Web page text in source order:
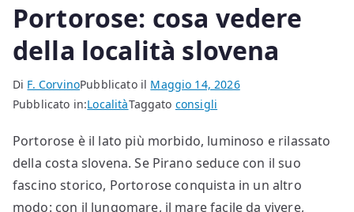
Portorose: cosa vedere
della località slovena
Di F. CorvinoPubblicato il Maggio 14, 2026
Pubblicato in:LocalitàTaggato consigli
Portorose è il lato più morbido, luminoso e rilassato
della costa slovena. Se Pirano seduce con il suo
fascino storico, Portorose conquista in un altro
modo: con il lungomare, il mare facile da vivere,